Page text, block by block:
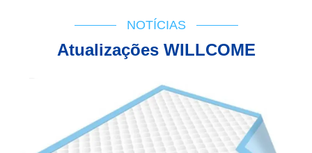
NOTÍCIAS
Atualizações WILLCOME